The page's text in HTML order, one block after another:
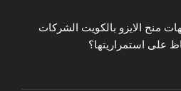
منح الايزو بالكويت الشركات
على استمراريتها؟